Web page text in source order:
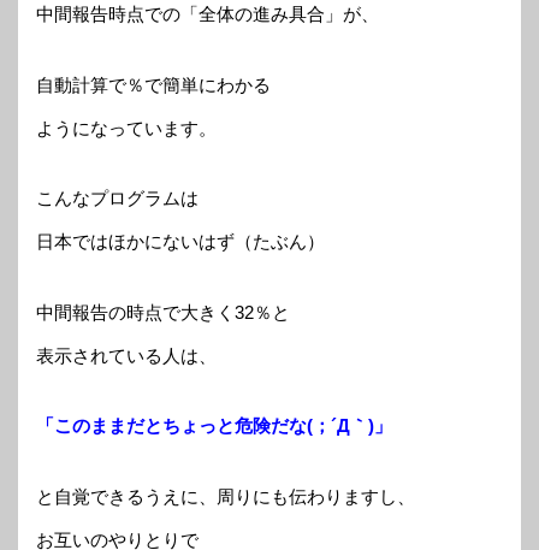
中間報告時点での「全体の進み具合」が、
自動計算で％で簡単にわかる
ようになっています。
こんなプログラムは
日本ではほかにないはず（たぶん）
中間報告の時点で大きく32％と
表示されている人は、
「このままだとちょっと危険だな(；´Д｀)」
と自覚できるうえに、周りにも伝わりますし、
お互いのやりとりで